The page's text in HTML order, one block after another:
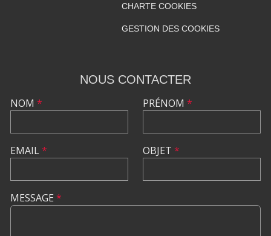
CHARTE COOKIES
GESTION DES COOKIES
NOUS CONTACTER
NOM *
EMAIL*
PRÉNOM *
OBJET *
MESSAGE *